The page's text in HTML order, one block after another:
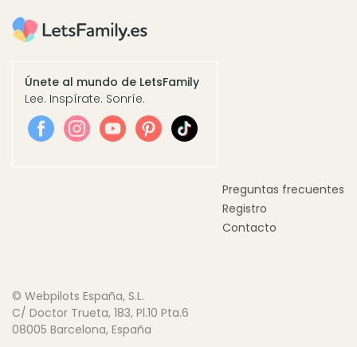
Únete al mundo de LetsFamily
Lee. Inspírate. Sonríe.
Preguntas frecuentes
Registro
Contacto
© Webpilots España, S.L.
C/ Doctor Trueta, 183, Pl.10 Pta.6
08005 Barcelona, España